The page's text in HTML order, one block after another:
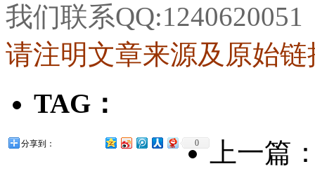
我们联系
请注明文章来源及原始
TAG：
分享到： 0
上一篇